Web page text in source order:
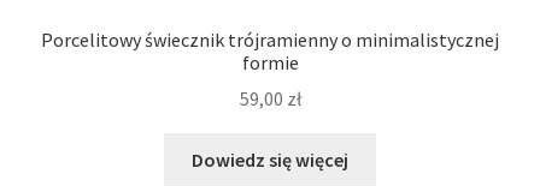
Porcelitowy świecznik trójramienny o minimalistycznej
formie
59,00 zł
Dowiedz się więcej